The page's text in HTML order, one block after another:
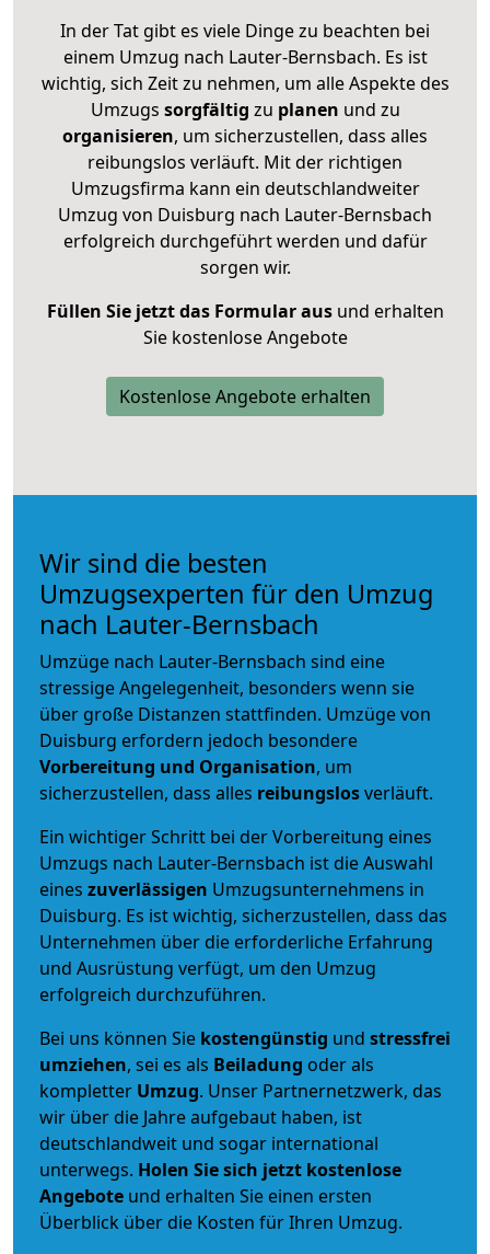
In der Tat gibt es viele Dinge zu beachten bei
einem Umzug nach Lauter-Bernsbach. Es ist
wichtig, sich Zeit zu nehmen, um alle Aspekte des
Umzugs sorgfältig zu planen und zu
organisieren, um sicherzustellen, dass alles
reibungslos verläuft. Mit der richtigen
Umzugsfirma kann ein deutschlandweiter
Umzug von Duisburg nach Lauter-Bernsbach
erfolgreich durchgeführt werden und dafür
sorgen wir.
Füllen Sie jetzt das Formular ausund erhalten
Sie kostenlose Angebote
Kostenlose Angebote erhalten
Wir sind die besten
Umzugsexperten für den Umzug
nach Lauter-Bernsbach
Umzüge nach Lauter-Bernsbach sind eine
stressige Angelegenheit, besonders wenn sie
über große Distanzen stattfinden. Umzüge von
Duisburg erfordern jedoch besondere
Vorbereitung und Organisation, um
sicherzustellen, dass alles reibungslosverläuft.
Ein wichtiger Schritt bei der Vorbereitung eines
Umzugs nach Lauter-Bernsbach ist die Auswahl
eines zuverlässigen Umzugsunternehmens in
Duisburg. Es ist wichtig, sicherzustellen, dass das
Unternehmen über die erforderliche Erfahrung
und Ausrüstung verfügt, um den Umzug
erfolgreich durchzuführen.
Bei uns können Sie kostengünstig und stressfrei
umziehen, sei es als Beiladung oder als
kompletter Umzug. Unser Partnernetzwerk, das
wir über die Jahre aufgebaut haben, ist
deutschlandweit und sogar international
unterwegs. Holen Sie sich jetzt kostenlose
Angebote und erhalten Sie einen ersten
Überblick über die Kosten für Ihren Umzug.